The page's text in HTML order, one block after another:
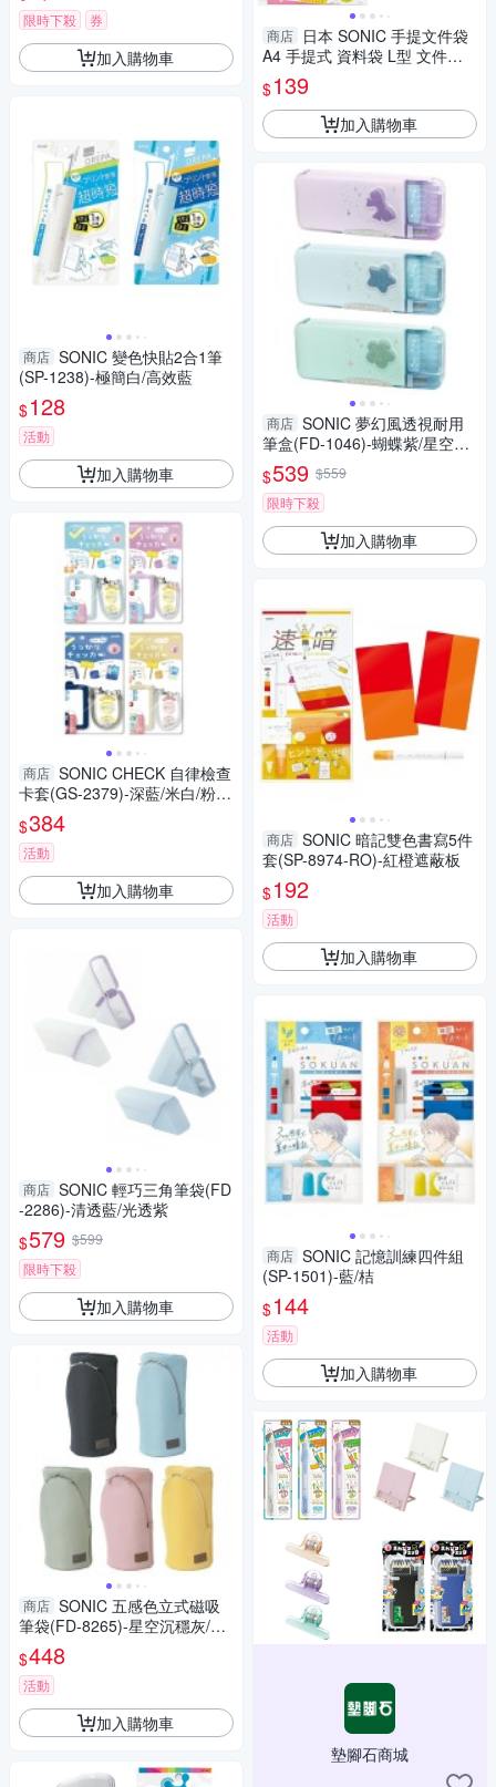
限時下殺 券
加入購物車
商店 SONIC 變色快貼2合1筆
(SP-1238)-極簡白/高效藍
$128
活動
加入購物車
商店 SONIC CHECK 自律檢查
卡套(GS-2379)-深藍/米白/粉
紫/粉藍
$384
活動
加入購物車
商店 SONIC 輕巧三角筆袋(FD
-2286)-清透藍/光透紫
$579 $599
限時下殺
加入購物車
商店 SONIC 五感色立式磁吸
筆袋(FD-8265)-星空沉穩灰/晨
光海鹽藍/晨霧抹茶灰/薔薇霧甜
粉/陽光萊姆黃
$448
活動
加入購物車
商店 日本 SONIC 手提文件袋
A4 手提式 資料袋 L型 文件袋
聯絡袋 手提袋 GS-7158
$139
加入購物車
商店 SONIC 夢幻風透視耐用
筆盒(FD-1046)-蝴蝶紫/星空藍/
花草綠
$539 $559
限時下殺
加入購物車
商店 SONIC 暗記雙色書寫5件
套(SP-8974-RO)-紅橙遮蔽板
$192
活動
加入購物車
商店 SONIC 記憶訓練四件組
(SP-1501)-藍/桔
$144
活動
加入購物車
墊腳石商城